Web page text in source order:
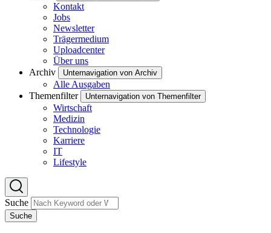
Kontakt
Jobs
Newsletter
Trägermedium
Uploadcenter
Über uns
Archiv
Unternavigation von Archiv
Alle Ausgaben
Themenfilter
Unternavigation von Themenfilter
Wirtschaft
Medizin
Technologie
Karriere
IT
Lifestyle
Suche
Suche